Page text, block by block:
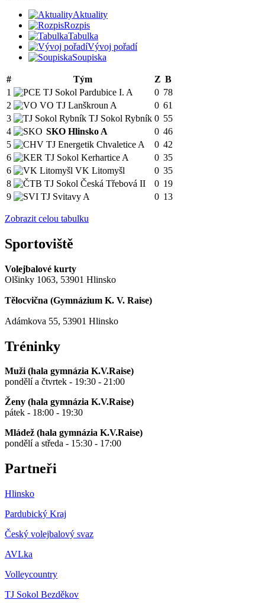
Aktuality
Rozpis
Tabulka
Vývoj pořadí
Soupiska
# Tým Z B
1
TJ Sokol Pardubice I. A 0 78
2
VO TJ Lanškroun A 0 61
3
TJ Sokol Rybník 0 55
4
SKO Hlinsko A 0 46
5
TJ Energetik Chvaletice A 0 42
6
TJ Sokol Kerhartice A 0 35
6
VK Litomyšl 0 35
8
TJ Sokol Česká Třebová II 0 19
9
TJ Svitavy A 0 13
Zobrazit celou tabulku
Sportoviště
Volejbalové kurty
Olšinky 1063, 53901 Hlinsko
Tělocvična (Gymnázium K. V. Raise)
Adámkova 55, 53901 Hlinsko
Tréninky
Muži (hala gymnázia K.V.Raise)
pondělí a čtvrtek - 19:30 - 21:00
Ženy (hala gymnázia K.V.Raise)
pátek - 18:00 - 19:30
Mládež (hala gymnázia K.V.Raise)
pondělí a středa - 15:30 - 17:00
Partneři
Hlinsko
Pardubický Kraj
Český volejbalový svaz
AVLka
Volleycountry
TJ Sokol Bezděkov